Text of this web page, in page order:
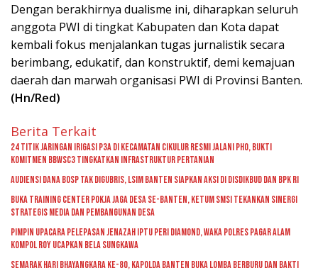
Dengan berakhirnya dualisme ini, diharapkan seluruh
anggota PWI di tingkat Kabupaten dan Kota dapat
kembali fokus menjalankan tugas jurnalistik secara
berimbang, edukatif, dan konstruktif, demi kemajuan
daerah dan marwah organisasi PWI di Provinsi Banten.
(Hn/Red)
Berita Terkait
24 Titik Jaringan Irigasi P3A di Kecamatan Cikulur Resmi Jalani PHO, Bukti
Komitmen BBWSC3 Tingkatkan Infrastruktur Pertanian
Audiensi Dana BOSP Tak Digubris, LSIM Banten Siapkan Aksi di Disdikbud dan BPK RI
Buka Training Center Pokja Jaga Desa se-Banten, Ketum SMSI Tekankan Sinergi
Strategis Media dan Pembangunan Desa
Pimpin Upacara Pelepasan Jenazah Iptu Peri Diamond, Waka Polres Pagar Alam
Kompol Roy Ucapkan Bela Sungkawa
Semarak Hari Bhayangkara ke-80, Kapolda Banten Buka Lomba Berburu dan Bakti